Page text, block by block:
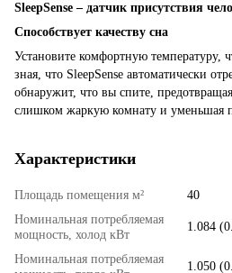
SleepSense – датчик присутствия
Способствует качеству сна
Установите комфортную температуру,
зная, что SleepSense автоматически
обнаружит, что вы спите,
слишком жаркую комнату и уменьшая
Характеристики
Площадь помещения м²
40
Номинальная потребляемая
мощность, холод кВт
1.084
Номинальная потребляемая
1.050